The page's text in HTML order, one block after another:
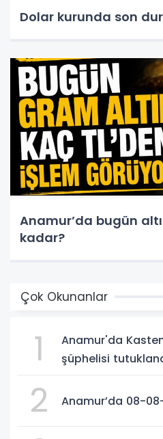
Dolar kurunda son
Anamur’da bugün
kadar?
Çok Okunanlar
1
Anamur'da
şüphelisi
2 Anamur’da 08-